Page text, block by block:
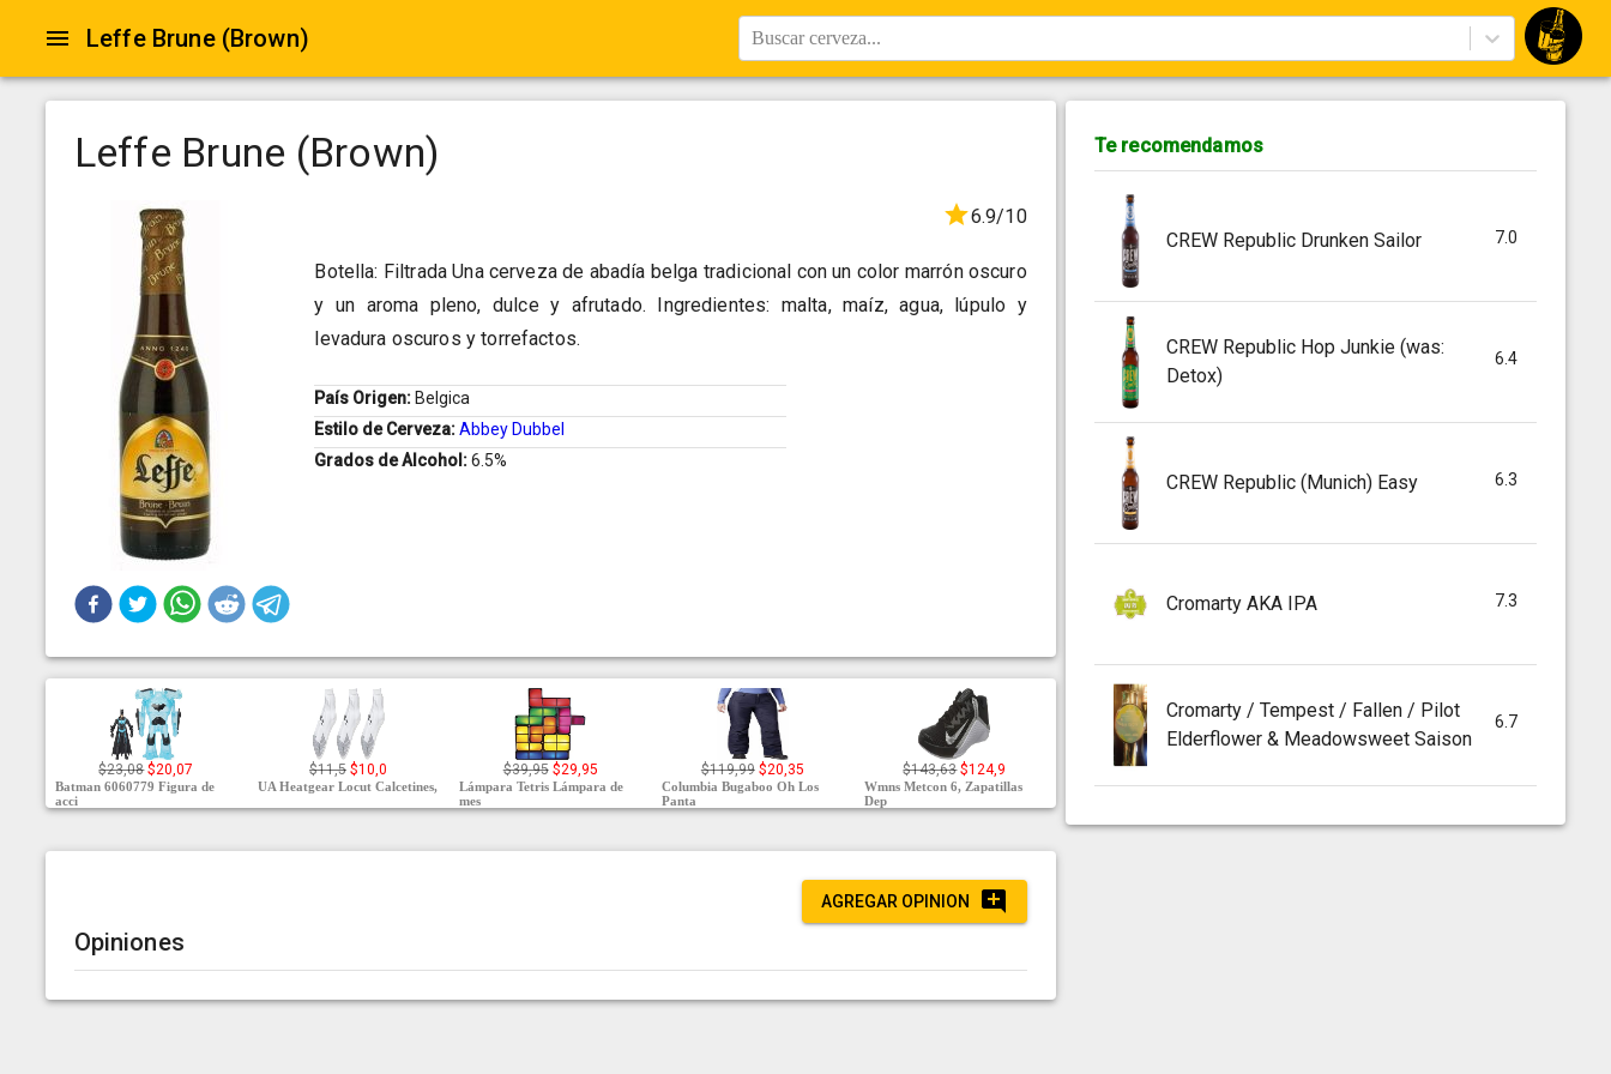
Leffe Brune (Brown) Buscar cerveza...
Leffe Brune (Brown)
6.9/10
Botella: Filtrada Una cerveza de abadía belga tradicional con un color marrón oscuro
y un aroma pleno, dulce y afrutado. Ingredientes: malta, maíz, agua, lúpulo y
levadura oscuros y torrefactos.
País Origen: Belgica
Estilo de Cerveza:Abbey Dubbel
Grados de Alcohol:6.5%
$23,08 $20,07
Batman 6060779 Figura de
acci
$11,5 $10,0
UA Heatgear Locut Calcetines,
$39,95 $29,95
Lámpara Tetris Lámpara de
mes
$119,99 $20,35
Columbia Bugaboo Oh Los
Panta
$143,63 $124,9
Wmns Metcon 6, Zapatillas
Dep
AGREGAR OPINION
Opiniones
Te recomendamos
CREW Republic Drunken Sailor 7.0
CREW Republic Hop Junkie (was:
Detox)
6.4
CREW Republic (Munich) Easy 6.3
Cromarty AKA IPA 7.3
Cromarty / Tempest / Fallen / Pilot
Elderflower & Meadowsweet Saison
6.7